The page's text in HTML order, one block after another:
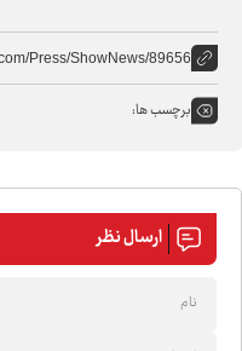
Press/ShowNews/89656
برچسب ها:
ارسال نظر